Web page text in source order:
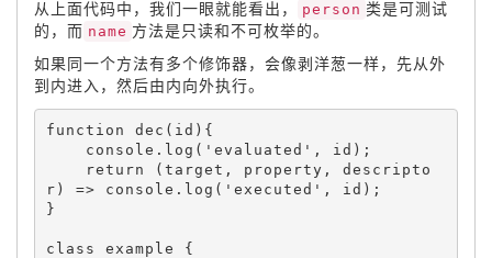
从上面代码中，我们一眼就能看出， person 类是可测试
的，而 name 方法是只读和不可枚举的。
如果同一个方法有多个修饰器，会像剥洋葱一样，先从外
到内进入，然后由内向外执行。
function dec ( id ) {
    console
. log ( 'evaluated' , id ) ;
return
( target , property ,
descripto
r ) => console . log ( 'executed' , id ) ;
}
class example
{